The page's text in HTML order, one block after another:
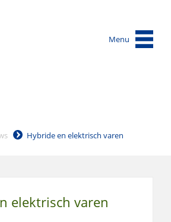
Menu
Hybride en elektrisch varen
elektrisch varen